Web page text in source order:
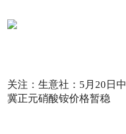
关注：生意社：5月20日中
冀正元硝酸铵价格暂稳